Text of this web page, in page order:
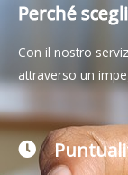
Perché
Con il nostro
attraverso un